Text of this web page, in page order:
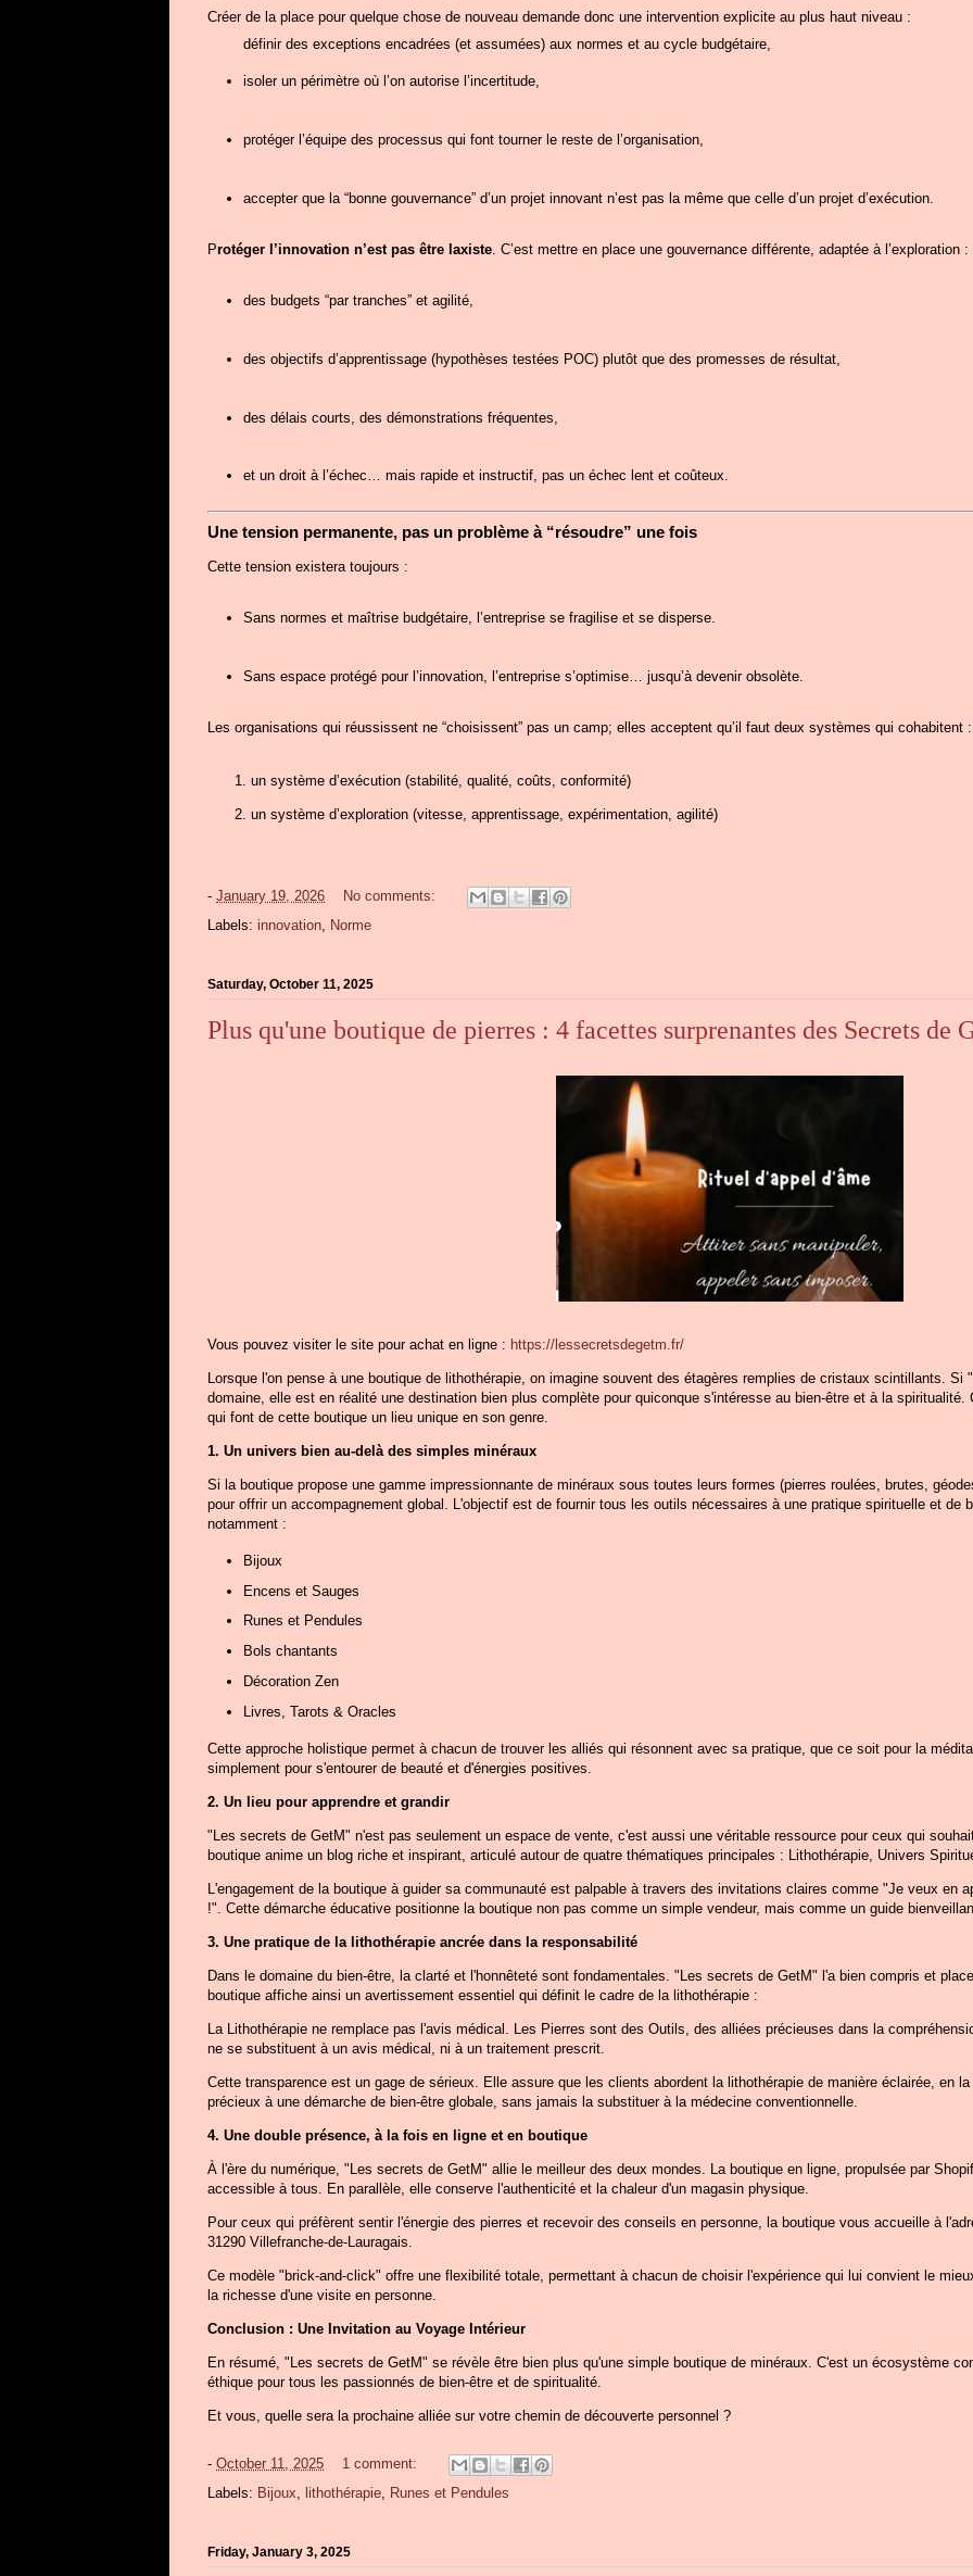
Créer de la place pour quelque chose de nouveau demande donc une intervention explicite au plus haut niveau :
définir des exceptions encadrées (et assumées) aux normes et au cycle budgétaire,
isoler un périmètre où l’on autorise l’incertitude,
protéger l’équipe des processus qui font tourner le reste de l’organisation,
accepter que la “bonne gouvernance” d’un projet innovant n’est pas la même que celle d’un projet d’exécution.
Protéger l’innovation n’est pas être laxiste . C’est mettre en place une gouvernance différente, adaptée à l’exploration :
des budgets “par tranches” et agilité,
des objectifs d’apprentissage (hypothèses testées POC) plutôt que des promesses de résultat,
des délais courts, des démonstrations fréquentes,
et un droit à l’échec… mais rapide et instructif, pas un échec lent et coûteux.
Une tension permanente, pas un problème à “résoudre” une fois
Cette tension existera toujours :
Sans normes et maîtrise budgétaire, l’entreprise se fragilise et se disperse.
Sans espace protégé pour l’innovation, l’entreprise s’optimise… jusqu’à devenir obsolète.
Les organisations qui réussissent ne “choisissent” pas un camp; elles acceptent qu’il faut deux systèmes qui cohabitent :
un système d’exécution (stabilité, qualité, coûts, conformité)
un système d’exploration (vitesse, apprentissage, expérimentation, agilité)
- January 19, 2026
No comments:
Labels: innovation Norme
Saturday, October 11, 2025
Plus qu'une boutique de pierres : 4 facettes surprenantes des Secrets de
Vous pouvez visiter le site pour achat en ligne : https://lessecretsdegetm.fr/
Lorsque l'on pense à une boutique de lithothérapie, on imagine souvent des étagères remplies de cristaux scintillants.
domaine, elle est en réalité une destination bien plus complète pour quiconque s'intéresse au bien-être et à la
qui font de cette boutique un lieu unique en son genre.
1. Un univers bien au-delà des simples minéraux
Si la boutique propose une gamme impressionnante de minéraux sous toutes leurs formes (pierres roulées, brutes,
pour offrir un accompagnement global. L'objectif est de fournir tous les outils nécessaires à une pratique spirituelle et de
notamment :
Bijoux
Encens et Sauges
Runes et Pendules
Bols chantants
Décoration Zen
Livres, Tarots & Oracles
Cette approche holistique permet à chacun de trouver les alliés qui résonnent avec sa pratique, que ce soit pour la
simplement pour s'entourer de beauté et d'énergies positives.
2. Un lieu pour apprendre et grandir
"Les secrets de GetM" n'est pas seulement un espace de vente, c'est aussi une véritable ressource pour ceux qui
boutique anime un blog riche et inspirant, articulé autour de quatre thématiques principales : Lithothérapie, Univers
L'engagement de la boutique à guider sa communauté est palpable à travers des invitations claires comme "Je veux en
!". Cette démarche éducative positionne la boutique non pas comme un simple vendeur, mais comme un guide
3. Une pratique de la lithothérapie ancrée dans la responsabilité
Dans le domaine du bien-être, la clarté et l'honnêteté sont fondamentales. "Les secrets de GetM" l'a bien compris et
boutique affiche ainsi un avertissement essentiel qui définit le cadre de la lithothérapie :
La Lithothérapie ne remplace pas l'avis médical. Les Pierres sont des Outils, des alliées précieuses dans la
ne se substituent à un avis médical, ni à un traitement prescrit.
Cette transparence est un gage de sérieux. Elle assure que les clients abordent la lithothérapie de manière éclairée, en
précieux à une démarche de bien-être globale, sans jamais la substituer à la médecine conventionnelle.
4. Une double présence, à la fois en ligne et en boutique
À l'ère du numérique, "Les secrets de GetM" allie le meilleur des deux mondes. La boutique en ligne, propulsée par
accessible à tous. En parallèle, elle conserve l'authenticité et la chaleur d'un magasin physique.
Pour ceux qui préfèrent sentir l'énergie des pierres et recevoir des conseils en personne, la boutique vous accueille à
31290 Villefranche-de-Lauragais.
Ce modèle "brick-and-click" offre une flexibilité totale, permettant à chacun de choisir l'expérience qui lui convient le
la richesse d'une visite en personne.
Conclusion : Une Invitation au Voyage Intérieur
En résumé, "Les secrets de GetM" se révèle être bien plus qu'une simple boutique de minéraux. C'est un écosystème
éthique pour tous les passionnés de bien-être et de spiritualité.
Et vous, quelle sera la prochaine alliée sur votre chemin de découverte personnel ?
- October 11, 2025
1 comment:
Labels: Bijoux lithothérapie Runes et Pendules
Friday, January 3, 2025